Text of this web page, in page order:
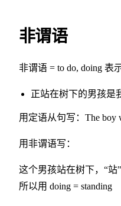
非谓语
非谓语 = to do, doing 表
正站在树下的男孩是
用定语从句写：The boy
用非谓语写：
这个男孩站在树下，“
所以用 doing = standing